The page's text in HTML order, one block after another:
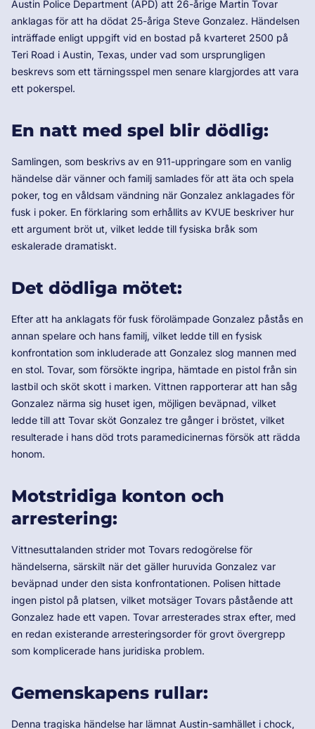
Austin Police Department (APD) att 26-årige Martin Tovar
anklagas för att ha dödat 25-åriga Steve Gonzalez. Händelsen
inträffade enligt uppgift vid en bostad på kvarteret 2500 på
Teri Road i Austin, Texas, under vad som ursprungligen
beskrevs som ett tärningsspel men senare klargjordes att vara
ett pokerspel.
En natt med spel blir dödlig:
Samlingen, som beskrivs av en 911-uppringare som en vanlig
händelse där vänner och familj samlades för att äta och spela
poker, tog en våldsam vändning när Gonzalez anklagades för
fusk i poker. En förklaring som erhållits av KVUE beskriver hur
ett argument bröt ut, vilket ledde till fysiska bråk som
eskalerade dramatiskt.
Det dödliga mötet:
Efter att ha anklagats för fusk förolämpade Gonzalez påstås en
annan spelare och hans familj, vilket ledde till en fysisk
konfrontation som inkluderade att Gonzalez slog mannen med
en stol. Tovar, som försökte ingripa, hämtade en pistol från sin
lastbil och sköt skott i marken. Vittnen rapporterar att han såg
Gonzalez närma sig huset igen, möjligen beväpnad, vilket
ledde till att Tovar sköt Gonzalez tre gånger i bröstet, vilket
resulterade i hans död trots paramedicinernas försök att rädda
honom.
Motstridiga konton och
arrestering:
Vittnesuttalanden strider mot Tovars redogörelse för
händelserna, särskilt när det gäller huruvida Gonzalez var
beväpnad under den sista konfrontationen. Polisen hittade
ingen pistol på platsen, vilket motsäger Tovars påstående att
Gonzalez hade ett vapen. Tovar arresterades strax efter, med
en redan existerande arresteringsorder för grovt övergrepp
som komplicerade hans juridiska problem.
Gemenskapens rullar:
Denna tragiska händelse har lämnat Austin-samhället i chock,